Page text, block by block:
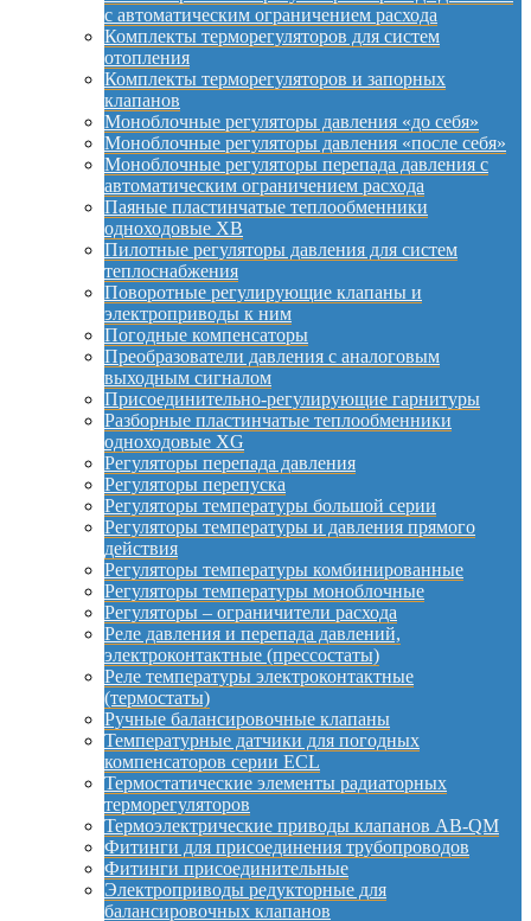
с автоматическим ограничением расхода
Комплекты терморегуляторов для систем
отопления
Комплекты терморегуляторов и запорных
клапанов
Моноблочные регуляторы давления «до себя»
Моноблочные регуляторы давления «после себя»
Моноблочные регуляторы перепада давления с
автоматическим ограничением расхода
Паяные пластинчатые теплообменники
одноходовые XB
Пилотные регуляторы давления для систем
теплоснабжения
Поворотные регулирующие клапаны и
электроприводы к ним
Погодные компенсаторы
Преобразователи давления с аналоговым
выходным сигналом
Присоединительно-регулирующие гарнитуры
Разборные пластинчатые теплообменники
одноходовые XG
Регуляторы перепада давления
Регуляторы перепуска
Регуляторы температуры большой серии
Регуляторы температуры и давления прямого
действия
Регуляторы температуры комбинированные
Регуляторы температуры моноблочные
Регуляторы – ограничители расхода
Реле давления и перепада давлений,
электроконтактные (прессостаты)
Реле температуры электроконтактные
(термостаты)
Ручные балансировочные клапаны
Температурные датчики для погодных
компенсаторов серии ECL
Термостатические элементы радиаторных
терморегуляторов
Термоэлектрические приводы клапанов AB-QM
Фитинги для присоединения трубопроводов
Фитинги присоединительные
Электроприводы редукторные для
балансировочных клапанов